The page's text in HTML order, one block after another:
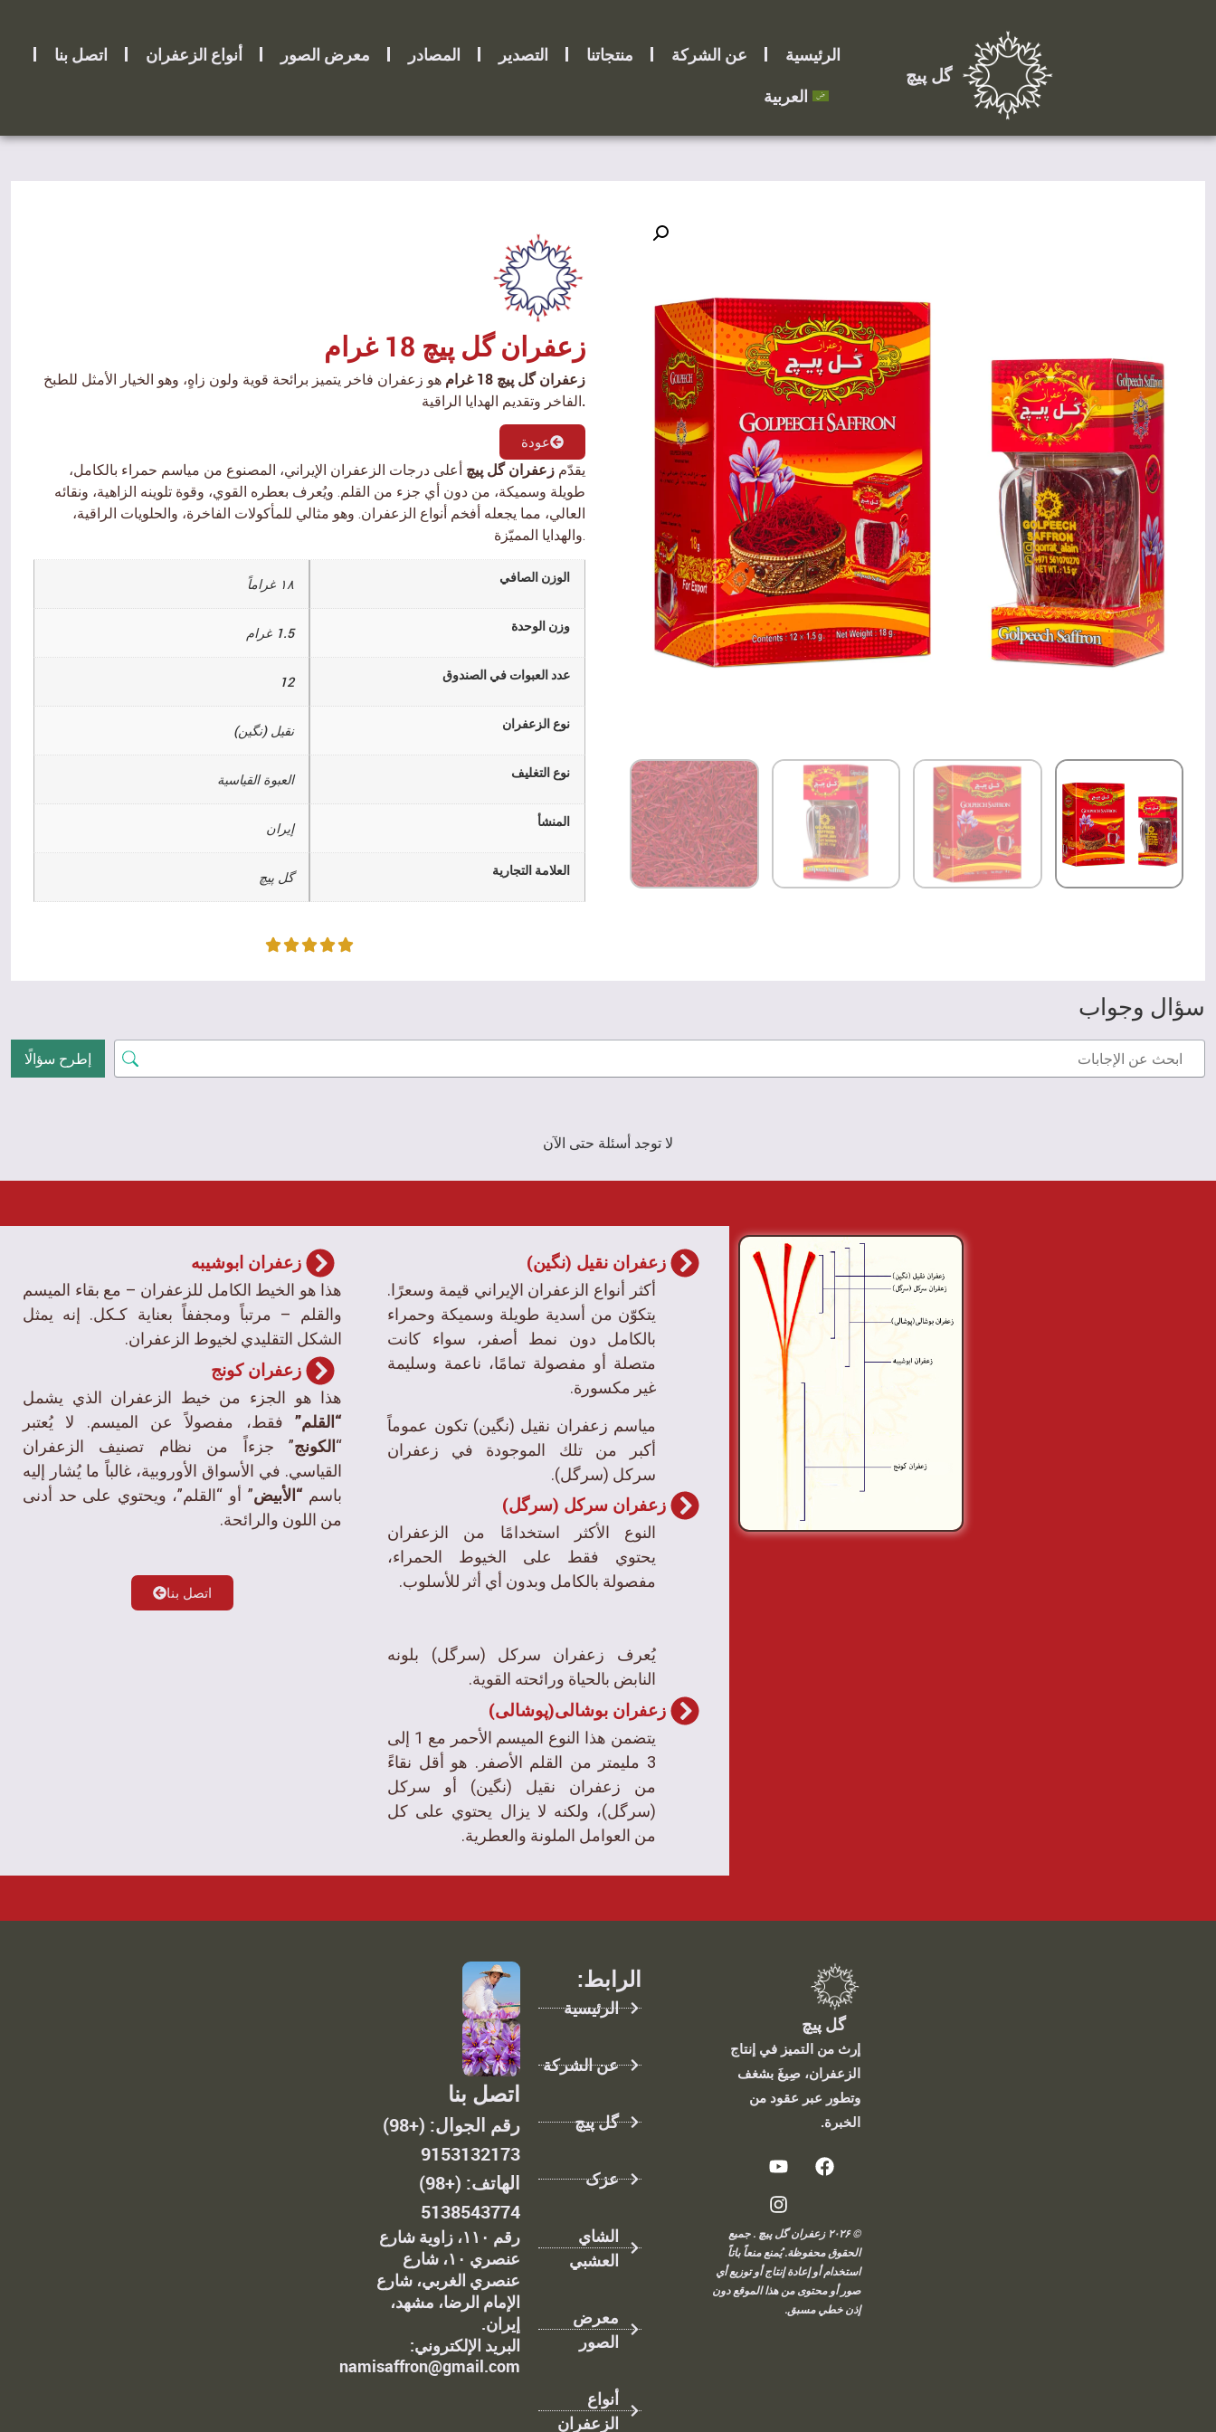
گل پیچ
الرئيسية عن الشركة منتجاتنا التصدير المصادر معرض الصور أنواع الزعفران
اتصل بنا
العربية
زعفران گل پیچ 18 غرام
زعفران گل پیچ 18 غرام
هو زعفران فاخر يتميز برائحة قوية ولون زاهٍ، وهو الخيار الأمثل للطبخ
الفاخر وتقديم الهدايا الراقية.
عودة
يقدّم زعفران گل پیچ أعلى درجات الزعفران الإيراني، المصنوع من مياسم حمراء بالكامل،
طويلة وسميكة، من دون أي جزء من القلم. ويُعرف بعطره القوي، وقوة تلوينه الزاهية، ونقائه
العالي، مما يجعله أفخم أنواع الزعفران. وهو مثالي للمأكولات الفاخرة، والحلويات الراقية،
والهدايا المميّزة.
الوزن الصافي ١٨ غراماً
وزن الوحدة 1.5 غرام
عدد العبوات في الصندوق 12
نوع الزعفران نقیل (نگین)
نوع التغليف العبوة القياسية
المنشأ إيران
العلامة التجارية گل پیچ
سؤال وجواب
إطرح سؤالًا
لا توجد أسئلة حتى الآن
زعفران ابوشیبه
هذا هو الخيط الكامل للزعفران – مع بقاء الميسم
والقلم – مرتباً ومجففاً بعناية كـكل. إنه يمثل
الشكل التقليدي لخيوط الزعفران.
زعفران کونج
هذا هو الجزء من خيط الزعفران الذي يشمل
“القلم”فقط، مفصولاً عن الميسم. لا يُعتبر
“ الكونج” جزءاً من نظام تصنيف الزعفران
القياسي. في الأسواق الأوروبية، غالباً ما يُشار إليه
باسم “الأبيض” أو “القلم”، ويحتوي على حد أدنى
من اللون والرائحة.
اتصل بنا
زعفران نقیل (نگین)
أكثر أنواع الزعفران الإيراني قيمة وسعرًا.
يتكوّن من أسدية طويلة وسميكة وحمراء
بالكامل دون نمط أصفر، سواء كانت
متصلة أو مفصولة تمامًا، ناعمة وسليمة
غير مكسورة.
مياسم زعفران نقیل (نگین) تكون عموماً
أكبر من تلك الموجودة في زعفران
سرکل (سرگل).
زعفران سرکل (سرگل)
النوع الأكثر استخدامًا من الزعفران
يحتوي فقط على الخيوط الحمراء،
مفصولة بالكامل وبدون أي أثر للأسلوب.
يُعرف زعفران سرکل (سرگل) بلونه
النابض بالحياة ورائحته القوية.
زعفران بوشالی(پوشالی)
يتضمن هذا النوع الميسم الأحمر مع 1 إلى
3 مليمتر من القلم الأصفر. هو أقل نقاءً
من زعفران نقیل (نگین) أو سرکل
(سرگل)، ولكنه لا يزال يحتوي على كل
من العوامل الملونة والعطرية.
اتصل بنا
رقم الجوال: (+98)
9153132173
الهاتف: (+98)
5138543774
رقم ١١٠، زاوية شارع
عنصري ١٠، شارع
عنصري الغربي، شارع
الإمام الرضا، مشهد،
إيران.
البريد الإلكتروني:
namisaffron@gmail.com
الرابط:
الرئيسية
عن الشركة
گل پیچ
عزک
الشاي
العشبي
معرض
الصور
أنواع
الزعفران
گل پیچ
إرث من التميز في إنتاج
الزعفران، صِيغَ بشغف
وتطور عبر عقود من
الخبرة.
© ۲۰۲۶ زعفران گل پیچ . جميع
الحقوق محفوظة. يُمنع منعاً باتاً
استخدام أو إعادة إنتاج أو توزيع أي
صور أو محتوى من هذا الموقع دون
إذن خطي مسبق.